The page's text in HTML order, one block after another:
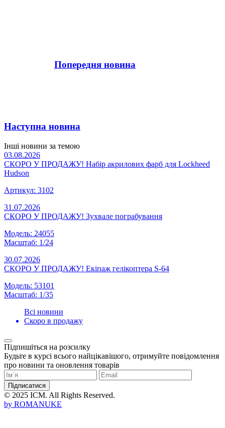
Попередня новина
Наступна новина
Інші новини за темою
03.08.2026
СКОРО У ПРОДАЖУ! Набір акрилових фарб для Lockheed
Hudson
Артикул: 3102
31.07.2026
СКОРО У ПРОДАЖУ! Зухвале пограбування
Модель: 24055
Масштаб: 1/24
30.07.2026
СКОРО У ПРОДАЖУ! Екіпаж гелікоптера S-64
Модель: 53101
Масштаб: 1/35
Всі новини
Скоро в продажу
Підпишіться на розсилку
Будьте в курсі всього найцікавішого, отримуйте повідомлення
про новини та оновлення товарів
Підписатися
© 2025 ICM. All Rights Reserved.
by ROMANUKE